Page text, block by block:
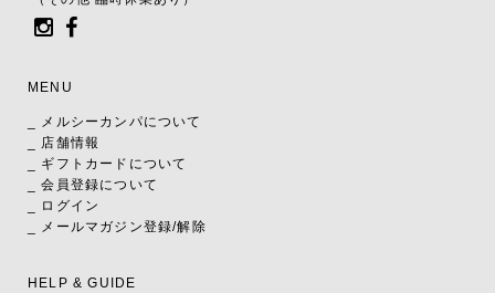
MENU
_ メルシーカンパについて
_ 店舗情報
_ ギフトカードについて
_ 会員登録について
_ ログイン
_ メールマガジン登録/解除
HELP & GUIDE